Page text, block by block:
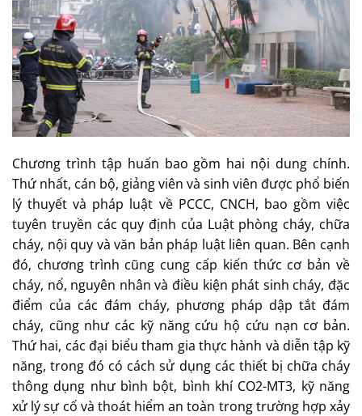
Chương trình tập huấn bao gồm hai nội dung chính.
Thứ nhất, cán bộ, giảng viên và sinh viên được phổ biến
lý thuyết và pháp luật về PCCC, CNCH, bao gồm việc
tuyên truyền các quy định của Luật phòng cháy, chữa
cháy, nội quy và văn bản pháp luật liên quan. Bên cạnh
đó, chương trình cũng cung cấp kiến thức cơ bản về
cháy, nổ, nguyên nhân và điều kiện phát sinh cháy, đặc
điểm của các đám cháy, phương pháp dập tắt đám
cháy, cũng như các kỹ năng cứu hộ cứu nạn cơ bản.
Thứ hai, các đại biểu tham gia thực hành và diễn tập kỹ
năng, trong đó có cách sử dụng các thiết bị chữa cháy
thông dụng như bình bột, bình khí CO2-MT3, kỹ năng
xử lý sự cố và thoát hiểm an toàn trong trường hợp xảy